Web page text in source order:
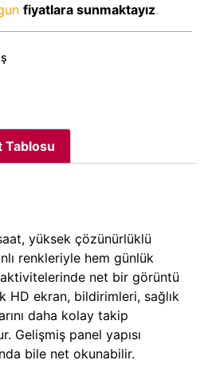
fiyatlara sunmaktayız.
Tablosu
yüksek çözünürlüklü
renkleriyle hem günlük
net bir görüntü
HD ekran, bildirimleri, sağlık
daha kolay takip
Gelişmiş panel yapısı
bile net okunabilir.